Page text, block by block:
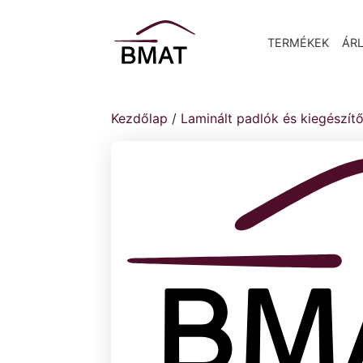
TERMÉKEK
Kezdőlap / Laminált padlók és